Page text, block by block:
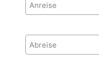
Anreise
Abreise